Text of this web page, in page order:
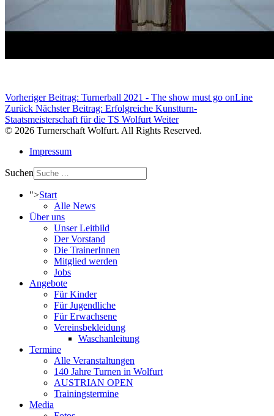
Vorheriger Beitrag: Turnerball 2021 - The show must go onLine
Zurück Nächster Beitrag: Erfolgreiche Kunstturn-
Staatsmeisterschaft für die TS Wolfurt Weiter
© 2026 Turnerschaft Wolfurt. All Rights Reserved.
Impressum
Suchen
">Start
Alle News
Über uns
Unser Leitbild
Der Vorstand
Die TrainerInnen
Mitglied werden
Jobs
Angebote
Für Kinder
Für Jugendliche
Für Erwachsene
Vereinsbekleidung
Waschanleitung
Termine
Alle Veranstaltungen
140 Jahre Turnen in Wolfurt
AUSTRIAN OPEN
Trainingstermine
Media